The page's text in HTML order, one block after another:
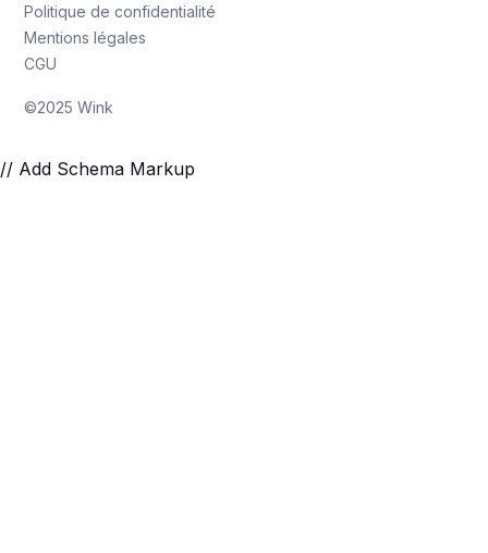
©2025 Wink
Politique de confidentialité
Mentions légales
CGU
// Add Schema Markup